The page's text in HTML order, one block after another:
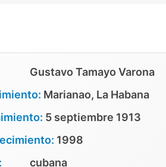
Gustavo Tamayo Varona
Marianao, La Habana
5 septiembre 1913
1998
cubana